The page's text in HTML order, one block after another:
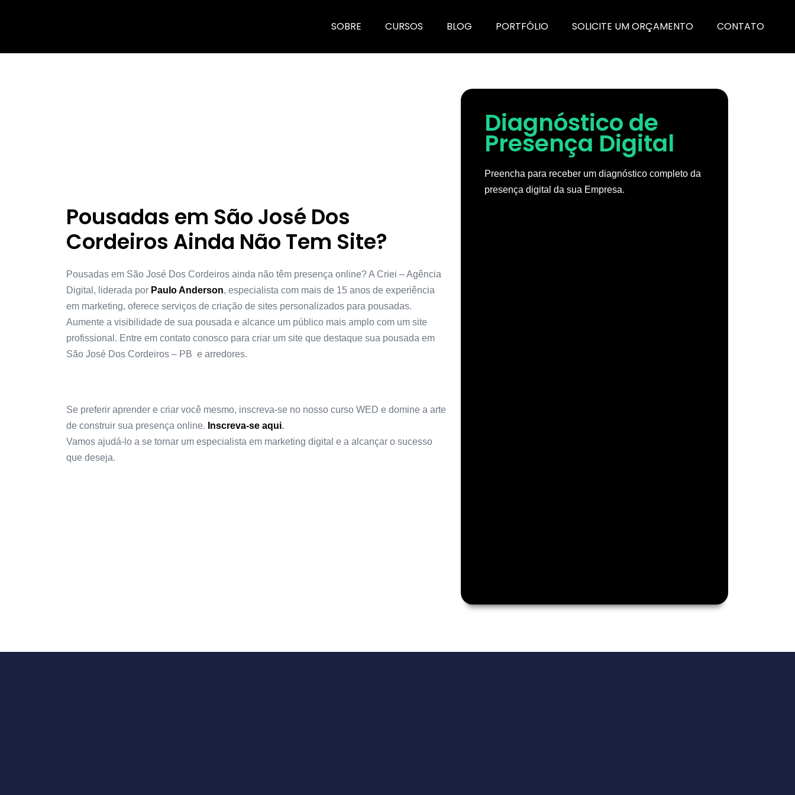
SOBRE CURSOS BLOG PORTFÓLIO SOLICITE UM ORÇAMENTO CONTATO
Pousadas em São José Dos
Cordeiros Ainda Não Tem Site?
Pousadas em São José Dos Cordeiros ainda não têm presença online? A Criei – Agência
Digital, liderada por Paulo Anderson, especialista com mais de 15 anos de experiência
em marketing, oferece serviços de criação de sites personalizados para pousadas.
Aumente a visibilidade de sua pousada e alcance um público mais amplo com um site
profissional. Entre em contato conosco para criar um site que destaque sua pousada em
São José Dos Cordeiros – PB e arredores.
Se preferir aprender e criar você mesmo, inscreva-se no nosso curso WED e domine a arte
de construir sua presença online. Inscreva-se aqui.
Vamos ajudá-lo a se tornar um especialista em marketing digital e a alcançar o sucesso
que deseja.
Diagnóstico de
Presença Digital
Preencha para receber um diagnóstico completo da
presença digital da sua Empresa.